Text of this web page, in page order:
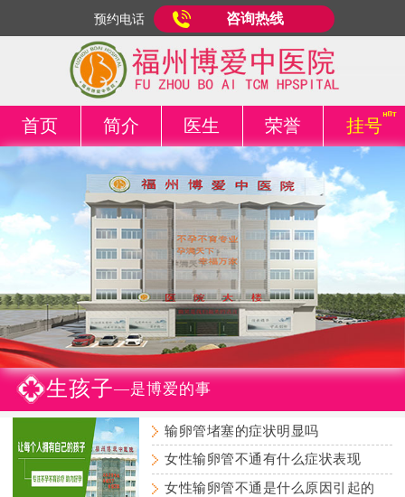
预约电话 咨询热线
首页 简介 医生 荣誉 挂号
生孩子—是博爱的事
输卵管堵塞的症状明显吗
女性输卵管不通有什么症状表现
女性输卵管不通是什么原因引起的